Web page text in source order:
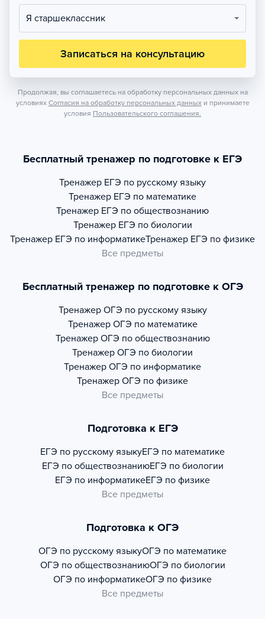
Я старшеклассник
Записаться на консультацию
Продолжая, вы соглашаетесь на обработку персональных данных на
условиях Согласия на обработку персональных данных и принимаете
условия Пользовательского соглашения.
Бесплатный тренажер по подготовке к ЕГЭ
Тренажер ЕГЭ по русскому языку
Тренажер ЕГЭ по математике
Тренажер ЕГЭ по обществознанию
Тренажер ЕГЭ по биологии
Тренажер ЕГЭ по информатикеТренажер ЕГЭ по физике
Все предметы
Бесплатный тренажер по подготовке к ОГЭ
Тренажер ОГЭ по русскому языку
Тренажер ОГЭ по математике
Тренажер ОГЭ по обществознанию
Тренажер ОГЭ по биологии
Тренажер ОГЭ по информатике
Тренажер ОГЭ по физике
Все предметы
Подготовка к ЕГЭ
ЕГЭ по русскому языкуЕГЭ по математике
ЕГЭ по обществознаниюЕГЭ по биологии
ЕГЭ по информатикеЕГЭ по физике
Все предметы
Подготовка к ОГЭ
ОГЭ по русскому языкуОГЭ по математике
ОГЭ по обществознаниюОГЭ по биологии
ОГЭ по информатикеОГЭ по физике
Все предметы